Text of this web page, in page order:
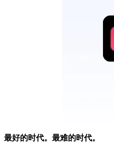
最好的时代。最难的时代。